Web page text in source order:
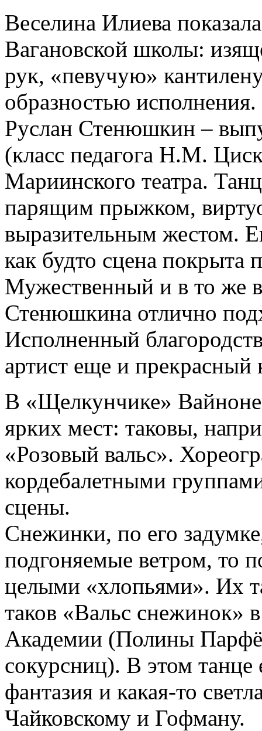
Веселина Илиева
Вагановской школы:
рук, «певучую»
образностью
Руслан Стенюшкин –
(класс педагога Н.М.
Мариинского театра.
парящим прыжком,
выразительным жестом.
как будто сцена
Мужественный и в то же
Стенюшкина отлично
Исполненный
артист еще и прекрасный
В «Щелкунчике»
ярких мест: таковы,
«Розовый вальс».
кордебалетными
сцены.
Снежинки, по его
подгоняемые ветром, то
целыми «хлопьями». Их
таков «Вальс снежинок»
Академии (Полины
сокурсниц). В этом танце
фантазия и какая-то
Чайковскому и Гофману.